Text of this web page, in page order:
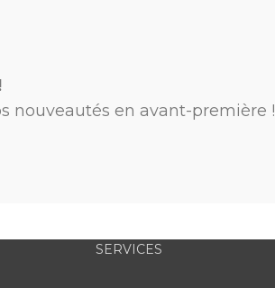
nouveautés en avant-première !
SERVICES